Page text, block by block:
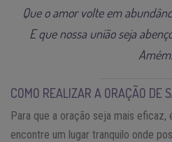
Que o amor volte em
E que nossa união seja
COMO REALIZAR A ORAÇÃO DE
Para que a oração seja mais
encontre um lugar tranquilo onde